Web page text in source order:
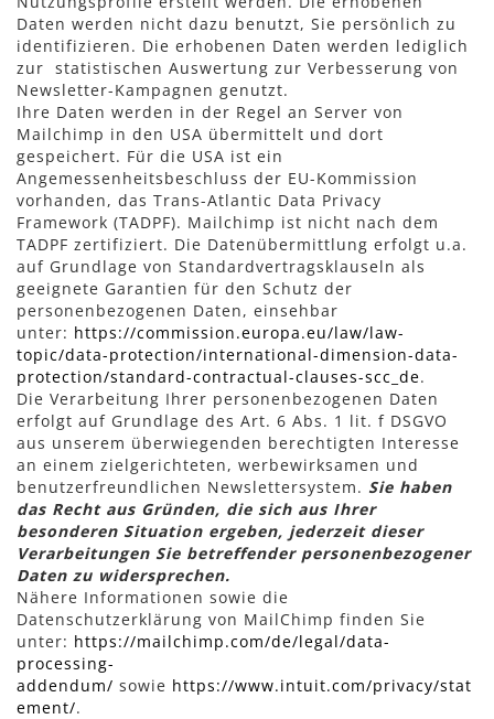
Daten werden nicht dazu benutzt, Sie persönlich zu
identifizieren. Die erhobenen Daten werden lediglich
zur statistischen Auswertung zur Verbesserung von
Newsletter-Kampagnen genutzt.
Ihre Daten werden in der Regel an Server von
Mailchimp in den USA übermittelt und dort
gespeichert. Für die USA ist ein
Angemessenheitsbeschluss der EU-Kommission
vorhanden, das Trans-Atlantic Data Privacy
Framework (TADPF). Mailchimp ist nicht nach dem
TADPF zertifiziert. Die Datenübermittlung erfolgt u.a.
auf Grundlage von Standardvertragsklauseln als
geeignete Garantien für den Schutz der
personenbezogenen Daten, einsehbar
unter: https://commission.europa.eu/law/law-
topic/data-protection/international-dimension-data-
protection/standard-contractual-clauses-scc_de.
Die Verarbeitung Ihrer personenbezogenen Daten
erfolgt auf Grundlage des Art. 6 Abs. 1 lit. f DSGVO
aus unserem überwiegenden berechtigten Interesse
an einem zielgerichteten, werbewirksamen und
benutzerfreundlichen Newslettersystem. Sie haben
das Recht aus Gründen, die sich aus Ihrer
besonderen Situation ergeben, jederzeit dieser
Verarbeitungen Sie betreffender personenbezogener
Daten zu widersprechen.
Nähere Informationen sowie die
Datenschutzerklärung von MailChimp finden Sie
unter: https://mailchimp.com/de/legal/data-
processing-
addendum/ sowie https://www.intuit.com/privacy/stat
ement/.